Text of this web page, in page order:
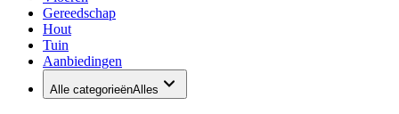
Gereedschap
Hout
Tuin
Aanbiedingen
Alle categorieënAlles